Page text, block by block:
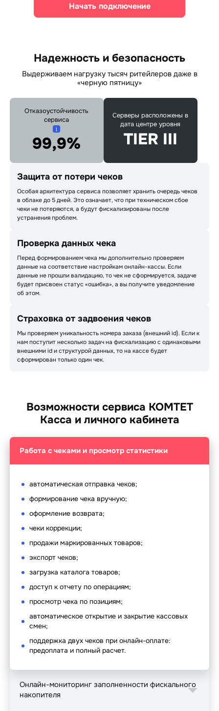
Начать подключение
Надежность и безопасность
Выдерживаем нагрузку тысяч ритейлеров даже в
«черную пятницу»
Отказоустойчивость
сервиса
99,9%
Серверы расположены в
дата центре уровня
TIER III
Защита от потери чеков
Особая архитектура сервиса позволяет хранить очередь чеков
в облаке до 5 дней. Это означает, что при техническом сбое
чеки не потеряются, а будут фискализированы после
устранения проблем.
Проверка данных чека
Перед формированием чека мы дополнительно проверяем
данные на соответствие настройкам онлайн-кассы. Если
данные не прошли валидацию, то чек не сформируется, задаче
будет присвоен статус «ошибка», а вы получите уведомление
об этом.
Страховка от задвоения чеков
Мы проверяем уникальность номера заказа (внешний id). Если к
нам поступит несколько задач на фискализацию с одинаковыми
внешними id и структурой данных, то на кассе будет
сформирован только один чек.
Возможности сервиса КОМТЕТ
Касса и личного кабинета
Работа с чеками и просмотр статистики
автоматическая отправка чеков;
формирование чека вручную;
оформление возврата;
чеки коррекции;
продажи маркированных товаров;
экспорт чеков;
загрузка каталога товаров;
доступ к отчету по операциям;
просмотр чека по позициям;
автоматическое открытие и закрытие кассовых
смен;
поддержка двух чеков при онлайн-оплате:
предоплата и полный расчет.
Онлайн-мониторинг заполненности фискального
накопителя